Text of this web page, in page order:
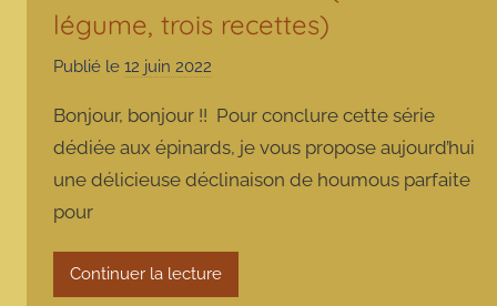
légume, trois recettes)
Publié le 12 juin 2022
m
a
o
t
Bonjour, bonjour !! Pour conclure cette série
dédiée aux épinards, je vous propose aujourd’hui
une délicieuse déclinaison de houmous parfaite
pour
Continuer la lecture